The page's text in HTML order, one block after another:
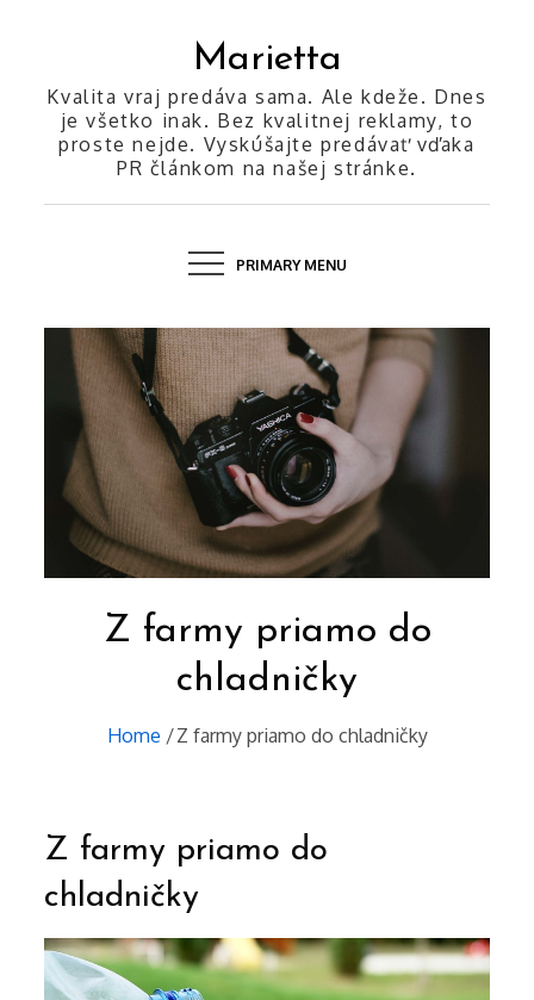
Marietta
Kvalita vraj predáva sama. Ale kdeže. Dnes
je všetko inak. Bez kvalitnej reklamy, to
proste nejde. Vyskúšajte predávať vďaka
PR článkom na našej stránke.
PRIMARY MENU
Z farmy priamo do
chladničky
Home Z farmy priamo do chladničky
Z farmy priamo do
chladničky